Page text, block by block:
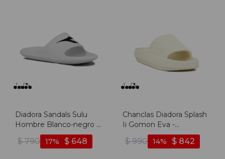
Diadora Sandals Sulu
Hombre Blanco-negro -
Blanco-negro
$ 790 $ 648
17
Chanclas Diadora Splash
Ii Gomon Eva -
Blanco/blanco - Blanco-
blanco
$ 990 $ 842
14